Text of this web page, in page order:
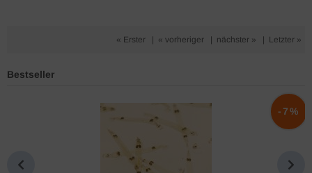
« Erster « vorheriger nächster » Letzter »
Bestseller
-7%